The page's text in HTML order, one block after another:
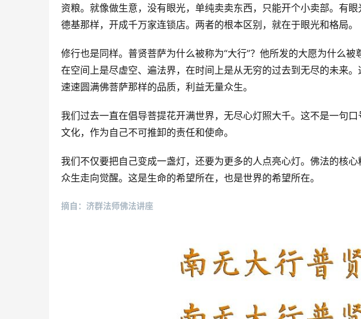
资粮。就像做生意，没有眼光，单纯卖卖东西，只能开个小卖部。有
德基那样，开成千万家连锁店。两者的根本区别，就在于眼光和格局。
修行也是同样。普贤菩萨为什么被称为“大行”？他所发的大愿为什么被
在空间上是尽虚空、遍法界，在时间上是从无穷的过去到无尽的未来
速速圆满佛菩萨那样的品质，利益无量众生。
我们过去一直在倡导菩提花开满世界，无尽心灯照大千。这不是一句
文化，作为自己不可推卸的责任和使命。
我们不仅要把自己变成一盏灯，还要为更多的人点亮心灯。佛法的核
众生走向觉醒。这是生命的希望所在，也是世界的希望所在。
摘自：济群法师佛法讲座